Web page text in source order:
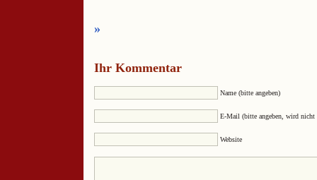
»
Ihr Kommentar
Name (bitte angeben)
E-Mail (bitte angeben, wird nicht
Website